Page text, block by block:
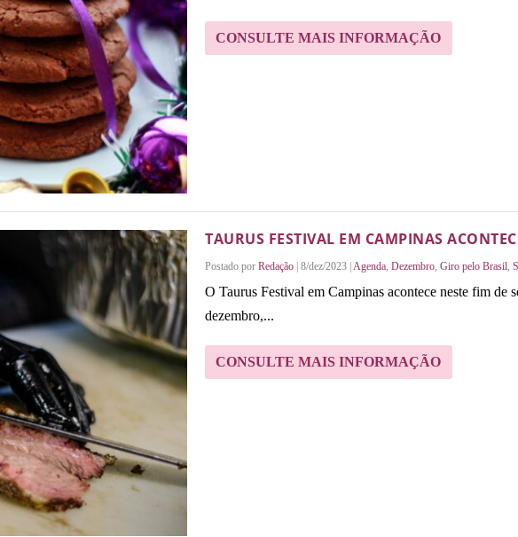
CONSULTE MAIS INFORMAÇÃO
TAURUS FESTIVAL EM CAMPINAS
Postado por Redação 8/dez/2023 Agenda, Dezembro, Giro pelo Brasil,
O Taurus Festival em Campinas acontece neste fim de
dezembro,...
CONSULTE MAIS INFORMAÇÃO